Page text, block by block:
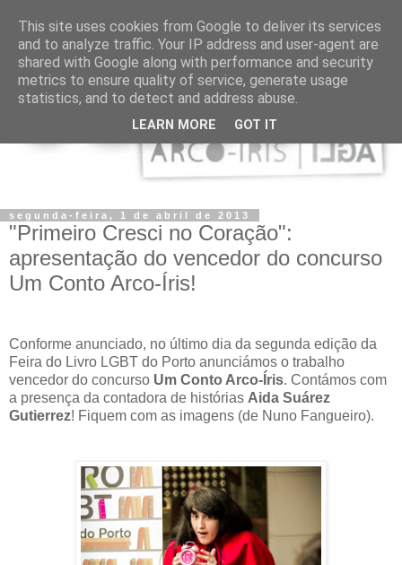
segunda-feira, 1 de abril de 2013
"Primeiro Cresci no Coração":
apresentação do vencedor do concurso
Um Conto Arco-Íris!
Conforme anunciado, no último dia da segunda edição da
Feira do Livro LGBT do Porto anunciámos o trabalho
vencedor do concurso Um Conto Arco-Íris. Contámos com
a presença da contadora de histórias Aida Suárez
Gutierrez! Fiquem com as imagens (de Nuno Fangueiro).
This site uses cookies from Google to deliver its services
and to analyze traffic. Your IP address and user-agent are
shared with Google along with performance and security
metrics to ensure quality of service, generate usage
statistics, and to detect and address abuse.
LEARN MORE GOT IT